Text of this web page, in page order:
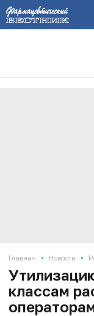
Главная • Новости •
классам